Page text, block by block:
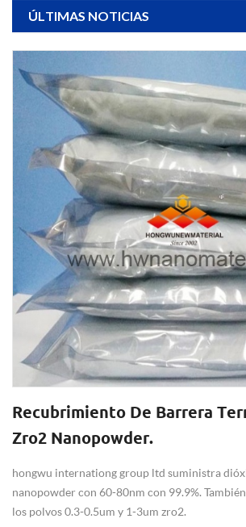
ÚLTIMAS NOTICIAS
Recubrimiento De Barrera
Zro2 Nanopowder.
hongwu internationg group ltd suministra
nanopowder con 60-80nm con 99.9%.
los polvos 0.3-0.5um y 1-3um zro2.